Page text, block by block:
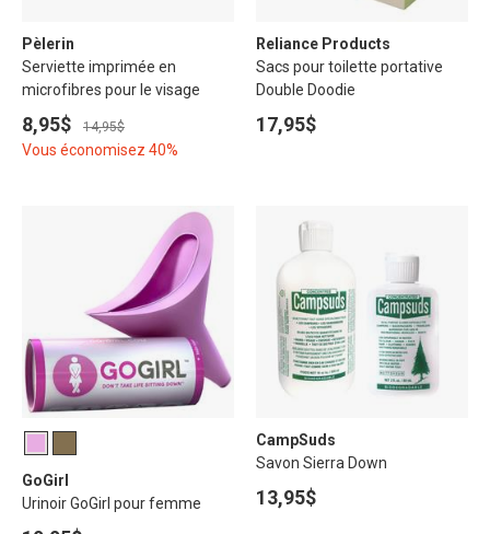
Pèlerin
Serviette imprimée en
microfibres pour le visage
8,95$ 14,95$
Vous économisez 40%
Reliance Products
Sacs pour toilette portative
Double Doodie
17,95$
GoGirl
Urinoir GoGirl pour femme
CampSuds
Savon Sierra Down
13,95$